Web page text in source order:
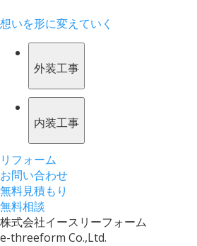
想いを形に変えていく
外装工事
内装工事
リフォーム
お問い合わせ
無料見積もり
無料相談
株式会社イースリーフォーム
e-threeform Co.,Ltd.